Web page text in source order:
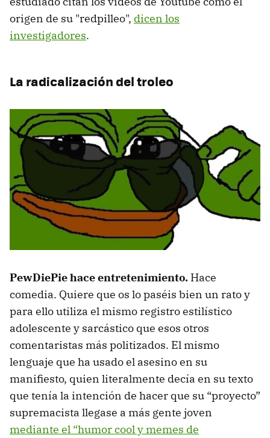
origen de su "redpilleo", dicen los
investigadores.
La radicalización del troleo
PewDiePie hace entretenimiento. Hace
comedia. Quiere que os lo paséis bien un rato y
para ello utiliza el mismo registro estilístico
adolescente y sarcástico que esos otros
comentaristas más politizados. El mismo
lenguaje que ha usado el asesino en su
manifiesto, quien literalmente decía en su texto
que tenía la intención de hacer que su “proyecto”
supremacista llegase a más gente joven
mediante el “humor cool y memes de